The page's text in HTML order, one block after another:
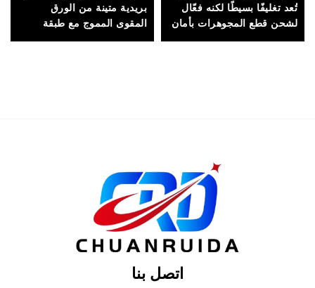
تُعد تغليفًا بسيطًا لكنه فعّال
لشحن قطع المجوهرات بأمان
وبتكلفة اقتصادية
بريدية متينة من الورق
المقوى المموج مع طبقة
واقية لحماية المجوهرات أثناء
اتصل بنا